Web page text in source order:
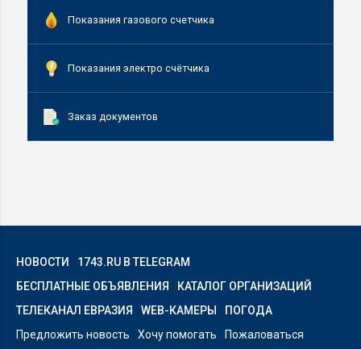
Показания газового счетчика
Показания электро счётчика
Заказ документов
НОВОСТИ
1743.RU В TELEGRAM
БЕСПЛАТНЫЕ ОБЪЯВЛЕНИЯ
КАТАЛОГ ОРГАНИЗАЦИЙ
ТЕЛЕКАНАЛ ЕВРАЗИЯ
WEB-КАМЕРЫ
ПОГОДА
Предложить новость
Хочу помогать
Пожаловаться